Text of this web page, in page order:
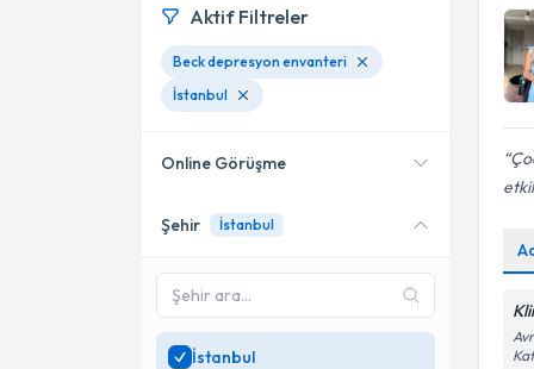
Aktif Filtreler
Beck depresyon envanteri
İstanbul
Online Görüşme
Online danışmanlık sunan
Sadeceİstanbul
uzman ara
Şehir İstanbul
İstanbul